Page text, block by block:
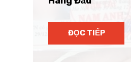
ĐỌC TIẾP